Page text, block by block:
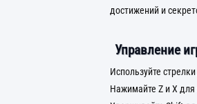
достижений и
Управление
Используйте
Нажимайте Z и X